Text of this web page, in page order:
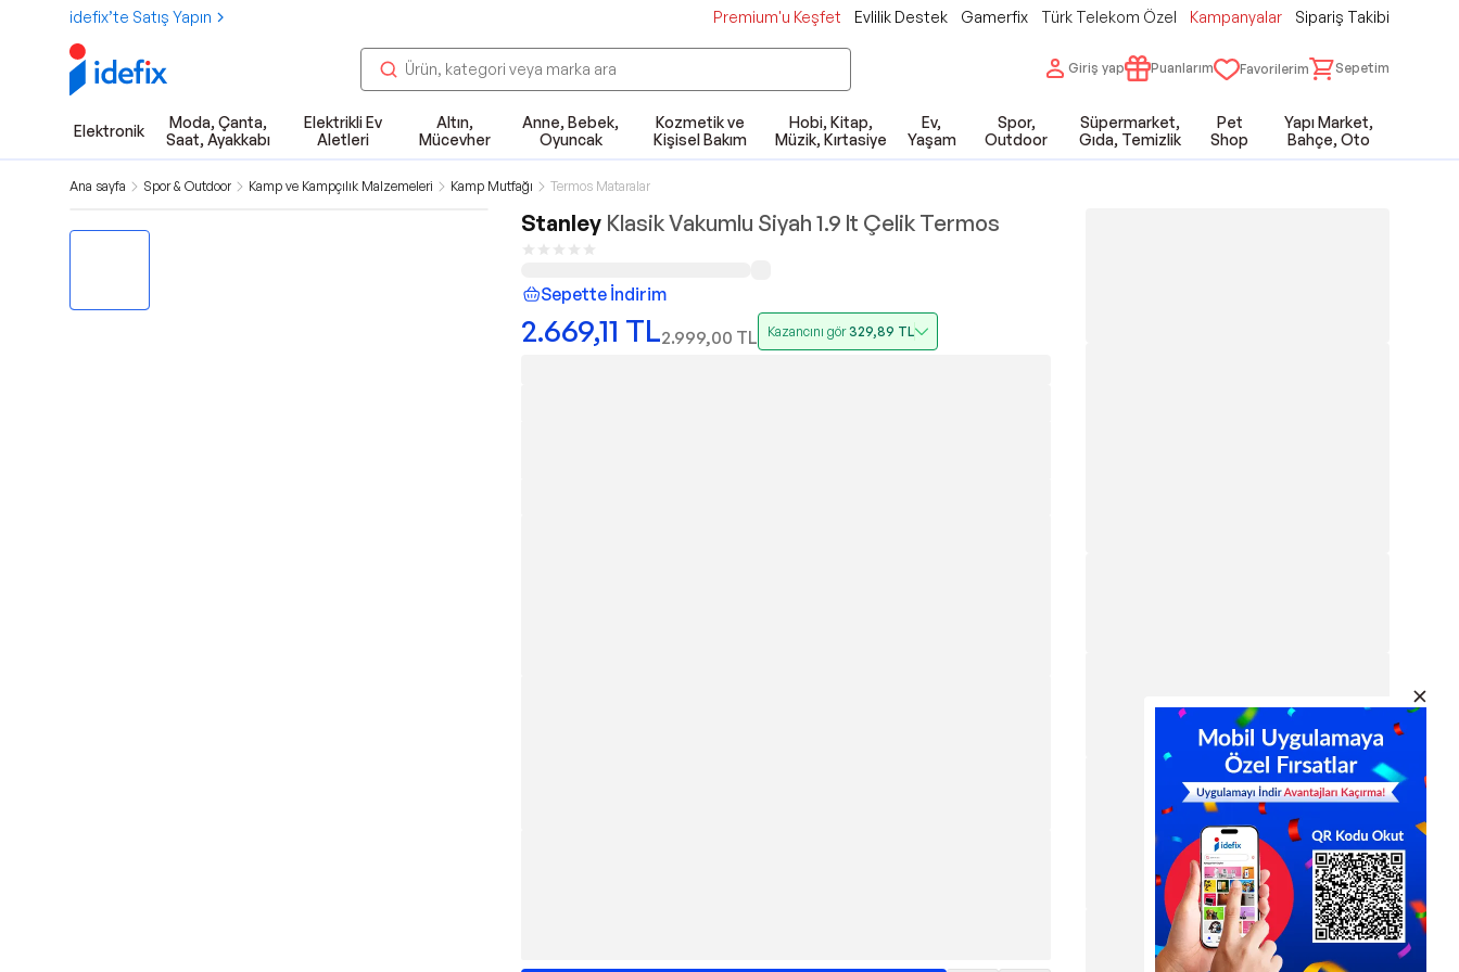
idefix’te Satış Yapın Premium'u Keşfet Evlilik Destek Gamerfix Türk Telekom Özel Kampanyalar Sipariş Takibi
Giriş yap Puanlarım Favorilerim Sepetim
Elektronik
Moda, Çanta,
Saat, Ayakkabı
Elektrikli Ev
Aletleri
Altın,
Mücevher
Anne, Bebek,
Oyuncak
Kozmetik ve
Kişisel Bakım
Hobi, Kitap,
Müzik, Kırtasiye
Ev,
Yaşam
Spor,
Outdoor
Süpermarket,
Gıda, Temizlik
Pet
Shop
Yapı Market,
Bahçe, Oto
Ana sayfa Spor & Outdoor Kamp ve Kampçılık Malzemeleri Kamp Mutfağı Termos Mataralar
Stanley Klasik Vakumlu Siyah 1.9 lt Çelik Termos
Sepette İndirim
2.669,11 TL2.999,00 TL Kazancını gör329,89 TL